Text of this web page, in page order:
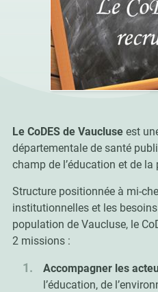
Le CoDES de Vaucluse est
départementale de santé
champ de l’éducation et de
Structure positionnée à mi-
institutionnelles et les
population de Vaucluse, le
2 missions :
Accompagner les
l’éducation, de